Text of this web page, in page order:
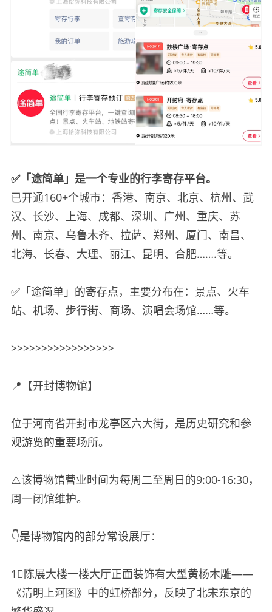
✅「途简单」是一个专业的行李寄存平台。
已开通160+个城市：香港、南京、北京、杭州、武
汉、长沙、上海、成都、深圳、广州、重庆、苏
州、南京、乌鲁木齐、拉萨、郑州、厦门、南昌、
北海、长春、大理、丽江、昆明、合肥…….等。
✅「途简单」的寄存点，主要分布在：景点、火车
站、机场、步行街、商场、演唱会场馆……等。
>>>>>>>>>>>>>>>>>
📍【开封博物馆】
位于河南省开封市龙亭区六大街，是历史研究和参
观游览的重要场所。
⚠️该博物馆营业时间为每周二至周日的9:00-16:30，
周一闭馆维护。
👇是博物馆内的部分常设展厅：
1⃣️陈展大楼一楼大厅正面装饰有大型黄杨木雕——
《清明上河图》中的虹桥部分，反映了北宋东京的